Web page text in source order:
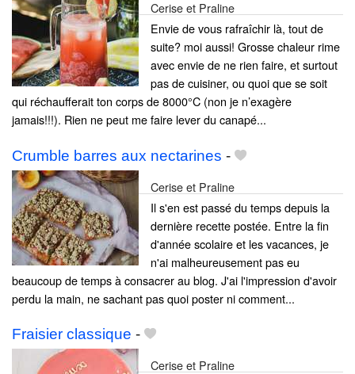
Cerise et Praline
Envie de vous rafraîchir là, tout de
suite? moi aussi! Grosse chaleur rime
avec envie de ne rien faire, et surtout
pas de cuisiner, ou quoi que se soit
qui réchaufferait ton corps de 8000°C (non je n’exagère
jamais!!!). Rien ne peut me faire lever du canapé...
Crumble barres aux nectarines -
Cerise et Praline
Il s'en est passé du temps depuis la
dernière recette postée. Entre la fin
d'année scolaire et les vacances, je
n'ai malheureusement pas eu
beaucoup de temps à consacrer au blog. J'ai l'impression d'avoir
perdu la main, ne sachant pas quoi poster ni comment...
Fraisier classique -
Cerise et Praline